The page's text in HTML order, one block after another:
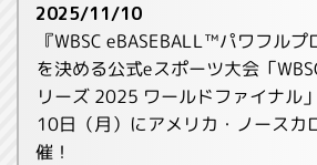
2025/11/10
『WBSC eBASEBALL™パワフル
を決める公式eスポーツ大会「
リーズ 2025 ワールドファイナル
10日（月）にアメリカ・ノースカ
催！